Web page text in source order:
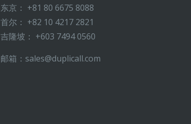
东京： +81 80 6675 8088
首尔： +82 10 4217 2821
吉隆坡： +603 7494 0560
邮箱：sales@duplicall.com